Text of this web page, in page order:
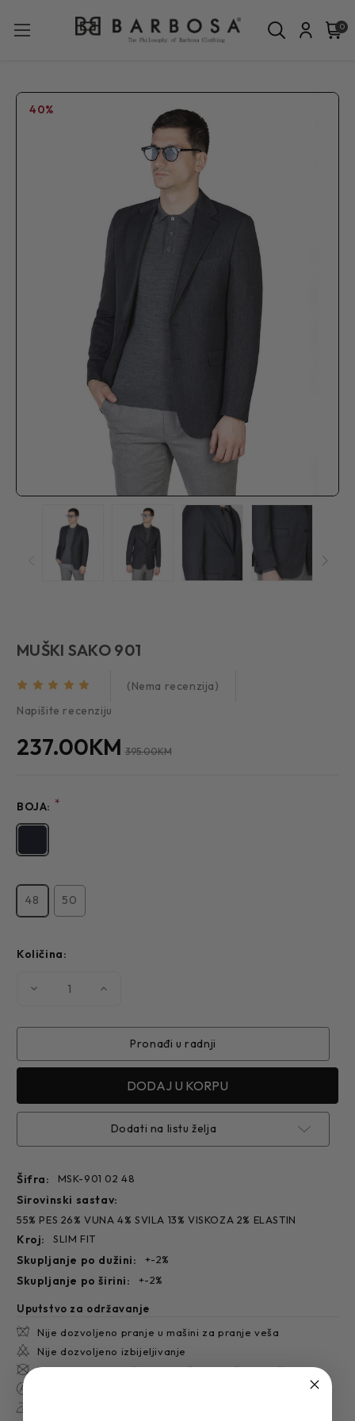
0
40%
MUŠKI SAKO 901
(Nema recenzija)
Napišite recenziju
237.00KM 395.00KM
BOJA: *
48 50
Količina:
Smanjite
901
Povećajte
901
Pronađi u radnji
Dodati na listu želja
Šifra: MSK-901 02 48
sirovinski sastav:
55% PES 26% VUNA 4% SVILA 13% VISKOZA 2% ELASTIN
kroj: SLIM FIT
Nije dozvoljeno pranje u mašini za pranje veša
Nije dozvoljeno izbijeljivanje
Nije dozvoljeno sušenje u mašini za sušenje veša
skupljanje po dužini: +-2%
skupljanje po širini: +-2%
Uputstvo za održavanje